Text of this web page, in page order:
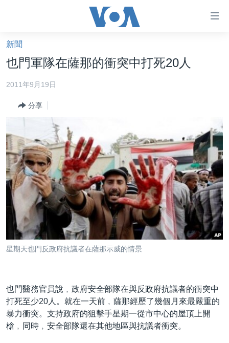
礙
鏈
接
跳
容
跳
到
導
檢
美國大選2024
台灣
海外港人
新聞自由
揭謊頻道
美國
中國
國際
每日視頻新聞
VOA 60秒 (國際)
美國專訊
音頻
時事經緯
新聞音頻
國語
新聞
也門軍隊在薩那的衝突中打死20人
2011年9月19日
分享
星期天也門反政府抗議者在薩那示威的情景
也門醫務官員說﹐政府安全部隊在與反政府抗議者的衝突中
打死至少20人。就在一天前﹐薩那經歷了幾個月來最嚴重的
暴力衝突。支持政府的狙擊手星期一從市中心的屋頂上開
槍﹐同時﹐安全部隊還在其他地區與抗議者衝突。